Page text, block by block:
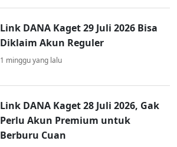
Link DANA Kaget 29 Juli 2026 Bisa
Diklaim Akun Reguler
1 minggu yang lalu
Link DANA Kaget 28 Juli 2026, Gak
Perlu Akun Premium untuk
Berburu Cuan